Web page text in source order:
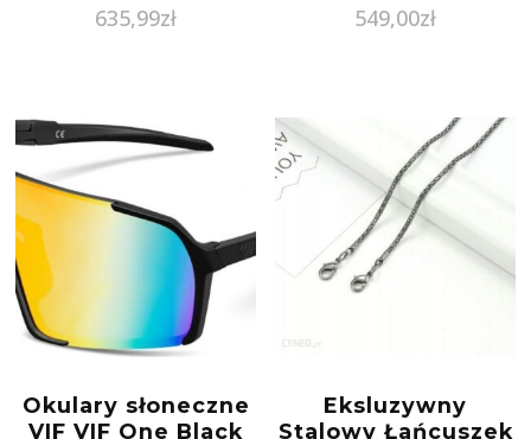
635,99zł 549,00zł
Okulary słoneczne
VIF VIF One Black
Eksluzywny
Stalowy Łańcuszek